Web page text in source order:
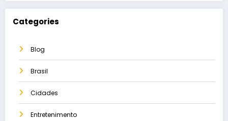
Categories
Blog
Brasil
Cidades
Entretenimento